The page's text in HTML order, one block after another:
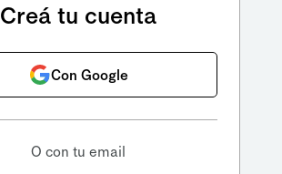
Creá tu cuenta
Con Google
O con tu email